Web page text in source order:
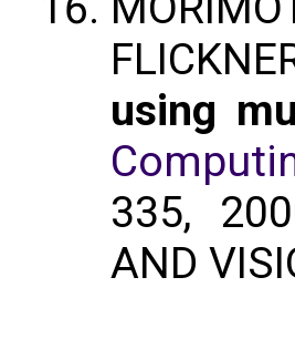
using
335,
AND